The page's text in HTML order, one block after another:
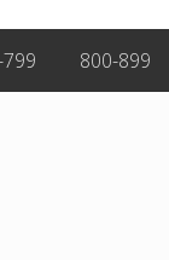
800-899